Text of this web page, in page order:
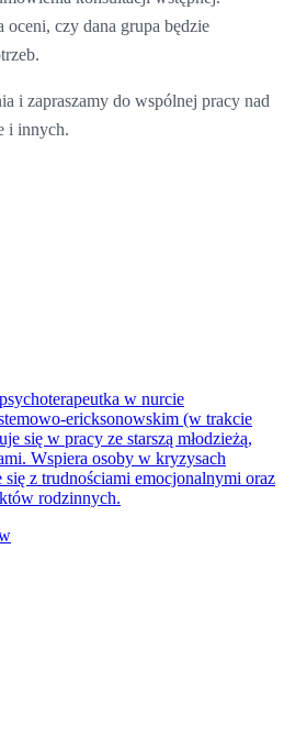
oceni, czy dana grupa będzie
i zapraszamy do wspólnej pracy nad
i innych.
w nurcie
ericksonowskim (w trakcie
się w pracy ze starszą młodzieżą,
Wspiera osoby w kryzysach
z trudnościami emocjonalnymi oraz
rodzinnych.